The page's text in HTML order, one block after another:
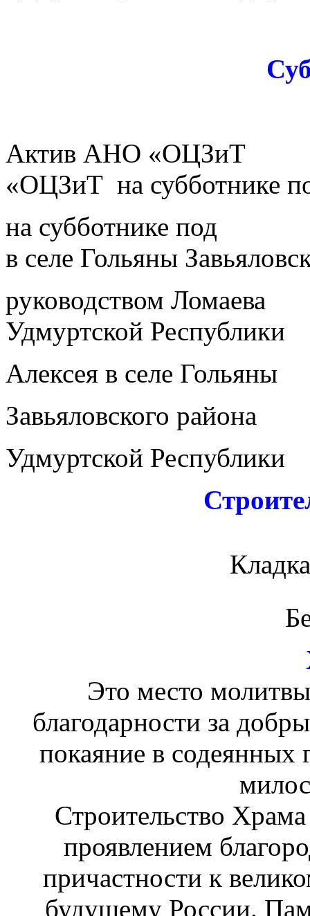
Актив АНО
«ОЦЗиТ на субботнике
на субботнике
в селе Гольяны
руководством
Удмуртской Республики
Алексея в селе Гольяны
Завьяловского района
Удмуртской Республики
Это место
благодарности за
покаяние в содеянных
Строительство
проявлением
причастности к
будущему России.